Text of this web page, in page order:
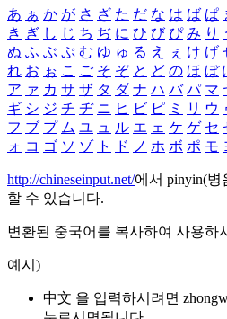
あ ぁ か が さ ざ た だ な は ば ぱ
き ぎ し じ ち ぢ に ひ び ぴ み り
ぬ ふ ぶ ぷ む ゆ ゅ る え ぇ け げ
れ お ぉ こ ご そ ぞ と ど の ほ ぼ
ア ァ カ サ ザ タ ダ ナ ハ バ パ マ
ギ シ ジ チ ヂ ニ ヒ ビ ピ ミ リ ウ
フ ブ プ ム ユ ュ ル エ ェ ケ ゲ セ
ォ コ ゴ ソ ゾ ト ド ノ ホ ボ ポ モ
http://chineseinput.net/에서 pinyin(
할 수 있습니다.
변환된 중국어를 복사하여 사용하
예시)
中文 을 입력하시려면